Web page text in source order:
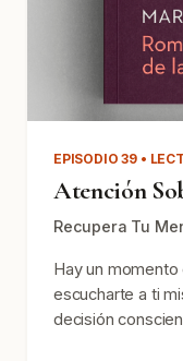
EPISODIO 39 •
Atención
Recupera Tu
Hay un
escucharte a ti
decisión